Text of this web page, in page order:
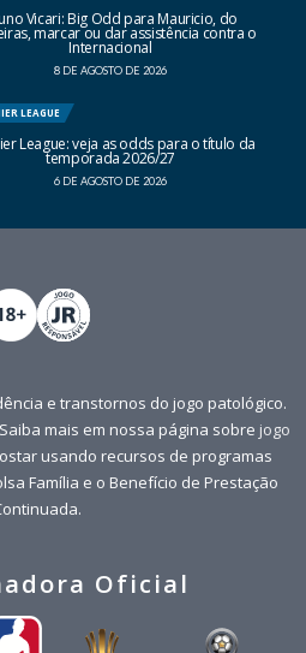
Vicari: Big Odd para Mauricio, do
marcar ou dar assistência contra o
Internacional
8 DE AGOSTO DE 2026
LEAGUE
League: veja as odds para o título da
temporada 2026/27
6 DE AGOSTO DE 2026
e transtornos do jogo patológico.
mais em nossa página sobre jogo
usando recursos de programas
Família e o Benefício de Prestação
Oficial